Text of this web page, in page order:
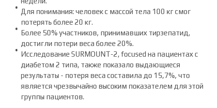
Для понимания: человек с массой тела 100 кг смог
потерять более 20 кг.
Более 50% участников, принимавших тирзепатид,
достигли потери веса более 20%.
Исследование SURMOUNT-2, focused на пациентах с
диабетом 2 типа, также показало выдающиеся
результаты - потеря веса составила до 15,7%, что
является чрезвычайно высоким показателем для этой
группы пациентов.